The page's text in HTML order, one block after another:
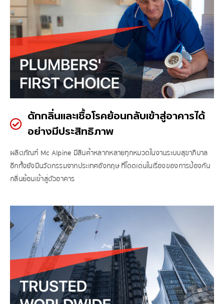
ดักกลิ่นและเชื้อโรคย้อนกลับเข้าสู่อาคารได้
อย่างมีประสิทธิภาพ
ผลิตภัณฑ์ Mc Alpine มีสินค้าหลากหลายทุกหมวดในงานระบบสุขาภิบาล
อีกทั้งยังมีนวัตกรรมจากประเทศอังกฤษ ที่โดดเด่นในเรื่องของการป้องกัน
กลิ่นย้อนเข้าสู่ตัวอาคาร